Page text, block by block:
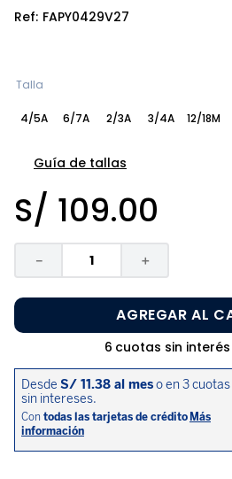
FAPY0429V27
Talla
4/5A 6/7A 2/3A 3/4A 12/18M
Guía de tallas
S/ 109.00
＋
－
AGREGAR AL
6 cuotas sin
sandalias niño